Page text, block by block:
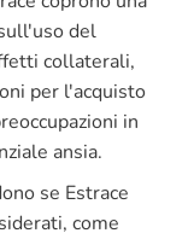
del
collaterali,
per l'acquisto
in
ansia.
se Estrace
come